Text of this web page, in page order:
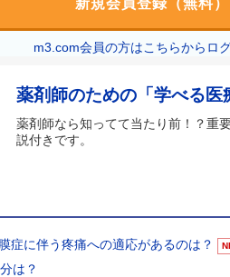
新規会員登録（無料）
m3.com会員の方はこちらからロ
薬剤師のための「学べる医
薬剤師なら知ってて当たり前！？重
説付きです。
症に伴う疼痛への適応があるのは？
は？